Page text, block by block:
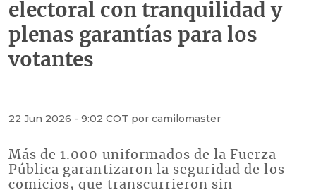
electoral con tranquilidad y
plenas garantías para los
votantes
22 Jun 2026 - 9:02 COT por camilomaster
Más de 1.000 uniformados de la Fuerza
Pública garantizaron la seguridad de los
comicios, que transcurrieron sin